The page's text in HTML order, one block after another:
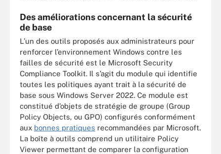
Des améliorations concernant la sécurité
de base
L’un des outils proposés aux administrateurs pour
renforcer l’environnement Windows contre les
failles de sécurité est le Microsoft Security
Compliance Toolkit. Il s’agit du module qui identifie
toutes les politiques ayant trait à la sécurité de
base sous Windows Server 2022. Ce module est
constitué d’objets de stratégie de groupe (Group
Policy Objects, ou GPO) configurés conformément
aux bonnes pratiques recommandées par Microsoft.
La boîte à outils comprend un utilitaire Policy
Viewer permettant de comparer la configuration